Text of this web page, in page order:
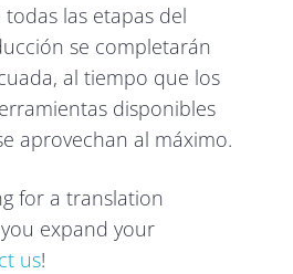
las etapas del
se completarán
al tiempo que los
disponibles
aprovechan al máximo.
for a translation
expand your
us!